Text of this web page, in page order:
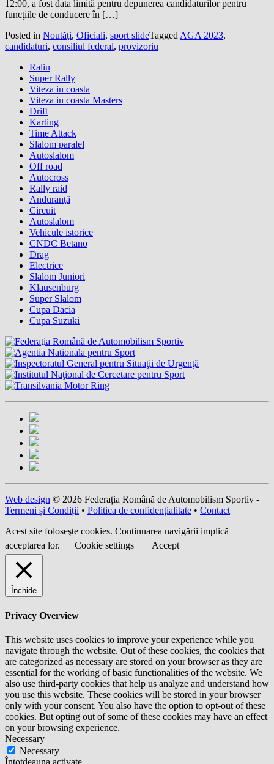
12:00, a fost data limită pentru depunerea candidaturilor pentru
funcţiile de conducere în […]
Posted in Noutăţi, Oficiali, sport slideTagged AGA 2023,
candidaturi, consiliul federal, provizoriu
Raliu
Super Rally
Viteza in coasta
Viteza in coasta Masters
Drift
Karting
Time Attack
Slalom paralel
Autoslalom
Off road
Autocross
Rally raid
Anduranţă
Circuit
Autoslalom
Vehicule istorice
CNDC Betano
Drag
Electrice
Slalom Juniori
Klausenburg
Super Slalom
Cupa Dacia
Cupa Suzuki
Web design © 2026 Federația Română de Automobilism Sportiv -
Termeni și Condiții • Politica de confidențialitate • Contact
Acest site foloseşte cookies. Continuarea navigării implică
acceptarea lor.
Cookie settings Accept
Închide
Privacy Overview
This website uses cookies to improve your experience while you
navigate through the website. Out of these cookies, the cookies that
are categorized as necessary are stored on your browser as they are
essential for the working of basic functionalities of the website. We
also use third-party cookies that help us analyze and understand how
you use this website. These cookies will be stored in your browser
only with your consent. You also have the option to opt-out of these
cookies. But opting out of some of these cookies may have an effect
on your browsing experience.
Necessary
Necessary
Întotdeauna activate